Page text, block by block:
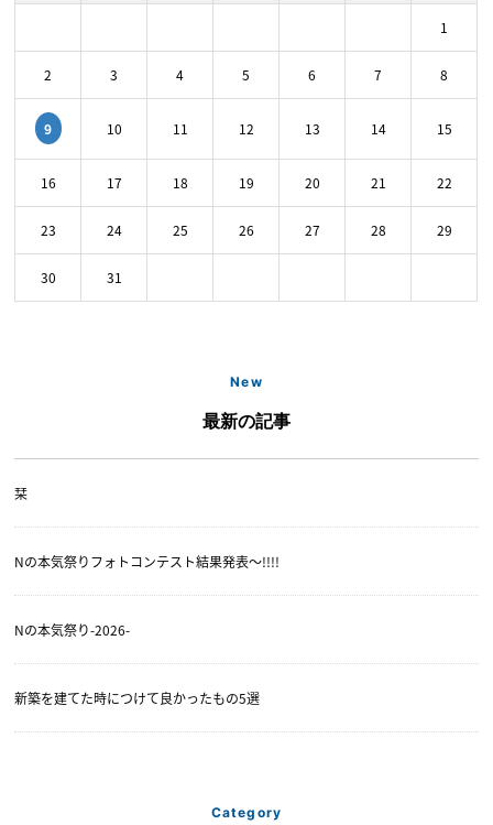
1
2 3 4 5 6 7 8
9 10 11 12 13 14 15
16 17 18 19 20 21 22
23 24 25 26 27 28 29
30 31
New
最新の記事
栞
Nの本気祭りフォトコンテスト結果発表〜!!!!
Nの本気祭り-2026-
新築を建てた時につけて良かったもの5選
Category